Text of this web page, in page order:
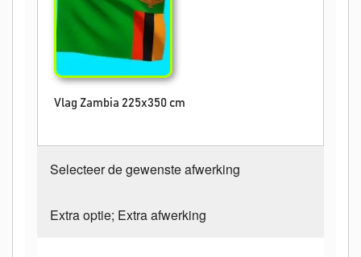
Vlag Zambia 225x350 cm
Selecteer de gewenste afwerking
Extra optie; Extra afwerking